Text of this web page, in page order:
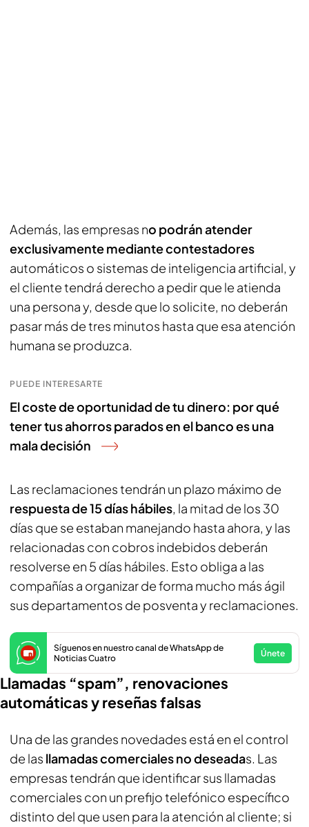
Además, las empresas no podrán atender
exclusivamente mediante contestadores
automáticos o sistemas de inteligencia artificial, y
el cliente tendrá derecho a pedir que le atienda
una persona y, desde que lo solicite, no deberán
pasar más de tres minutos hasta que esa atención
humana se produzca.
PUEDE INTERESARTE
El coste de oportunidad de tu dinero: por qué
tener tus ahorros parados en el banco es una
mala decisión
Las reclamaciones tendrán un plazo máximo de
respuesta de 15 días hábiles, la mitad de los 30
días que se estaban manejando hasta ahora, y las
relacionadas con cobros indebidos deberán
resolverse en 5 días hábiles. Esto obliga a las
compañías a organizar de forma mucho más ágil
sus departamentos de posventa y reclamaciones.
Síguenos en nuestro canal de WhatsApp de
Noticias Cuatro
Únete
Llamadas “spam”, renovaciones
automáticas y reseñas falsas
Una de las grandes novedades está en el control
de las llamadas comerciales no deseadas. Las
empresas tendrán que identificar sus llamadas
comerciales con un prefijo telefónico específico
distinto del que usen para la atención al cliente; si